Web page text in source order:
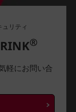
リティ
®
軽にお問い合